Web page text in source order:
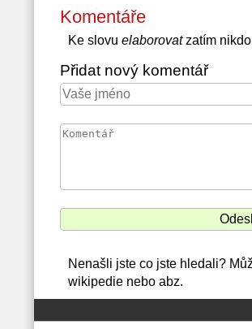
Komentáře
Ke slovu elaborovatzatím nikdo
Přidat nový komentář
Nenašli jste co jste hledali?
wikipedie nebo abz.